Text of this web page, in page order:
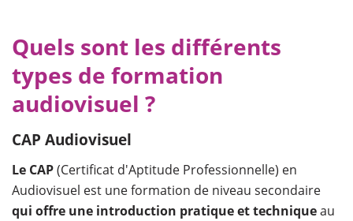
Quels sont les différents
types de formation
audiovisuel ?
CAP Audiovisuel
Le CAP(Certificat d'Aptitude Professionnelle) en
Audiovisuel est une formation de niveau secondaire
qui offre une introduction pratique et techniqueau